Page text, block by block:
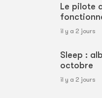
Le pilote
il y a 2 jours
Sleep :
octobre
il y a 2 jours